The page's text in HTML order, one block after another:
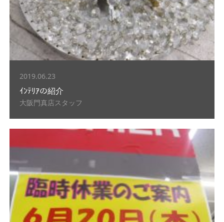
2019.06.23
ｲﾝﾃﾘｱの紹介
大阪門真店スタッフ